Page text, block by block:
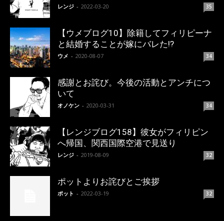
レンジ - 2022-03-20 35
【ウメブログ10】除籍してフィリピーナ
と結婚することが嫁にバレた!?
ウメ - 2020-08-07 34
感謝とお詫び。今後の活動とアンチにつ
いて
オノケン - 2020-03-31 34
【レンジブログ158】彼女がフィリピン
へ帰国、関西国際空港で見送り
レンジ - 2019-08-09 32
ポットよりお詫びとご挨拶
ポット - 2022-03-19 32